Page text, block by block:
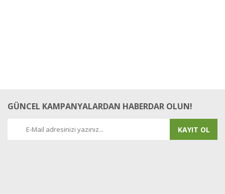
GÜNCEL KAMPANYALARDAN HABERDAR OLUN!
KAYIT OL